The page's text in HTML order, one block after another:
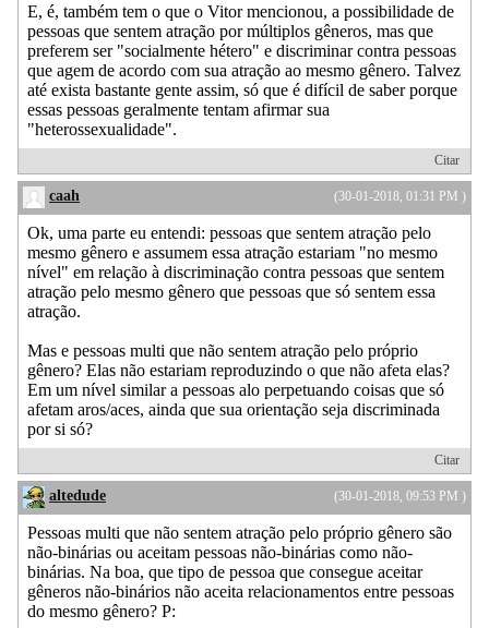
E, é, também tem o que o Vitor mencionou, a possibilidade de
pessoas que sentem atração por múltiplos gêneros, mas que
preferem ser "socialmente hétero" e discriminar contra pessoas
que agem de acordo com sua atração ao mesmo gênero. Talvez
até exista bastante gente assim, só que é difícil de saber porque
essas pessoas geralmente tentam afirmar sua
"heterossexualidade".
Citar
(30-01-2018, 01:31 PM )
caah
Ok, uma parte eu entendi: pessoas que sentem atração pelo
mesmo gênero e assumem essa atração estariam "no mesmo
nível" em relação à discriminação contra pessoas que sentem
atração pelo mesmo gênero que pessoas que só sentem essa
atração.
Mas e pessoas multi que não sentem atração pelo próprio
gênero? Elas não estariam reproduzindo o que não afeta elas?
Em um nível similar a pessoas alo perpetuando coisas que só
afetam aros/aces, ainda que sua orientação seja discriminada
por si só?
Citar
(30-01-2018, 09:53 PM )
altedude
Pessoas multi que não sentem atração pelo próprio gênero são
não-binárias ou aceitam pessoas não-binárias como não-
binárias. Na boa, que tipo de pessoa que consegue aceitar
gêneros não-binários não aceita relacionamentos entre pessoas
do mesmo gênero? P: